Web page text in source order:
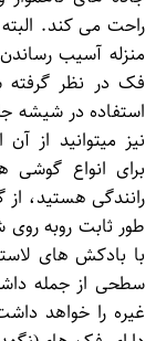
راحت می کند.
منزله آسیب
فک در نظر گرفته
استفاده در شیشه
برای انواع گوشی
رانندگی هستید،
طور ثابت روبه روی
با بادکش های
سطحی از جمله